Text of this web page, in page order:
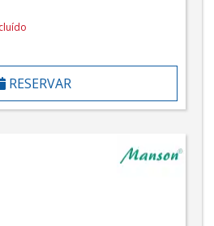
RESERVAR